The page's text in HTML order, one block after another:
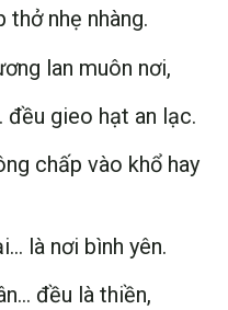
thở nhẹ nhàng.
lan muôn nơi,
gieo hạt an lạc.
chấp vào khổ hay
là nơi bình yên.
đều là thiền,